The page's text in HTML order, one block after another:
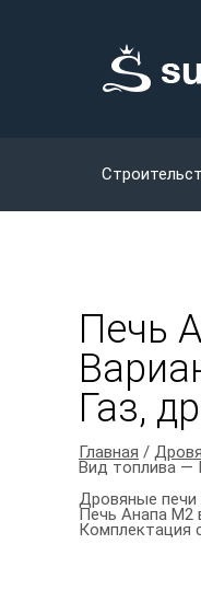
Печь
Газ,
Главная /
Вид топлива —
Дровяные печи
Печь Анапа М2
Комплектация